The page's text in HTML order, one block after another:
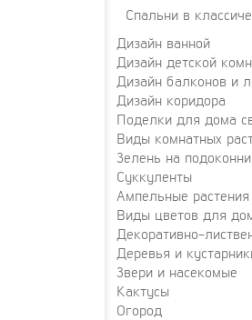
Спальни в
Дизайн ванной
Дизайн детской
Дизайн балконов и
Дизайн коридора
Поделки для дома
Виды комнатных
Зелень на
Суккуленты
Ампельные растения
Виды цветов для
Декоративно-
Деревья и
Звери и насекомые
Кактусы
Огород